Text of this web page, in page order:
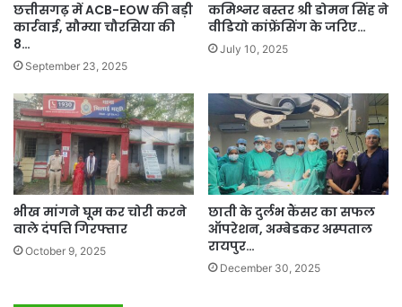
छत्तीसगढ़ में ACB-EOW की बड़ी
कार्रवाई, सौम्या चौरसिया की
8…
September 23, 2025
कमिश्नर बस्तर श्री डोमन सिंह ने
वीडियो कांफ्रेंसिंग के जरिए…
July 10, 2025
भीख मांगने घूम कर चोरी करने
वाले दंपत्ति गिरफ्तार
October 9, 2025
छाती के दुर्लभ कैंसर का सफल
ऑपरेशन, अम्बेडकर अस्पताल
रायपुर…
December 30, 2025